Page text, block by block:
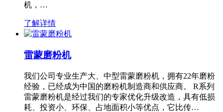
机，…
了解详情
雷蒙磨粉机
我们公司专业生产大、中型雷蒙磨粉机，拥有22年磨粉
经验，已经成为中国的磨粉机制造商和供应商。 R系列
雷蒙磨粉机是经过我们的专家优化升级改造，具有低损
耗、投资小、环保、占地面积小等优点，它比传…